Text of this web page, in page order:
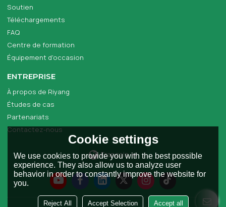
Soutien
Téléchargements
FAQ
Centre de formation
Équipement d'occasion
ENTREPRISE
À propos de Riyang
Études de cas
Partenariats
Contactez-nous
Français
Cookie settings
We use cookies to provide you with the best possible
experience. They also allow us to analyze user
behavior in order to constantly improve the website for
you.
Reject All Accept Selection Accept all